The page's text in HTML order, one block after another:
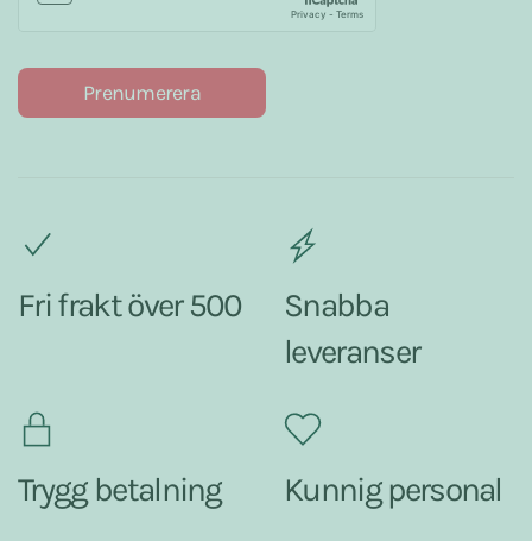
Prenumerera
Fri frakt över 500
Snabba
leveranser
Trygg betalning Kunnig personal